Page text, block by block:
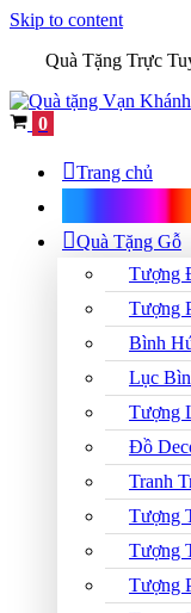
Skip to content
Quà Tặng Trực
Cart
0
Trang chủ
Quà Tặng Gỗ
Tượng
Tượng
Bình
Lục
Tượng
Đồ
Tranh
Tượng
Tượng
Tượng